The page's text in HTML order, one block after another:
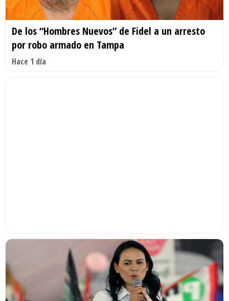
De los “Hombres Nuevos” de Fidel a un arresto
por robo armado en Tampa
Hace 1 día